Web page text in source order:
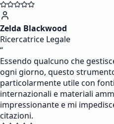
Zelda Blackwood
Ricercatrice Legale
“
Essendo qualcuno che
ogni giorno, questo
particolarmente utile con
internazionali e materiali
impressionante e mi
citazioni.